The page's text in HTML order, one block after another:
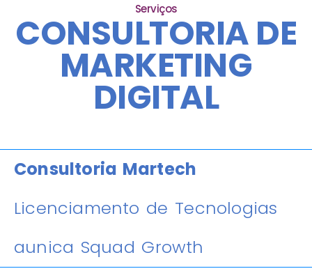
Serviços
CONSULTORIA DE
MARKETING
DIGITAL
Consultoria Martech
Licenciamento de Tecnologias
aunica Squad Growth